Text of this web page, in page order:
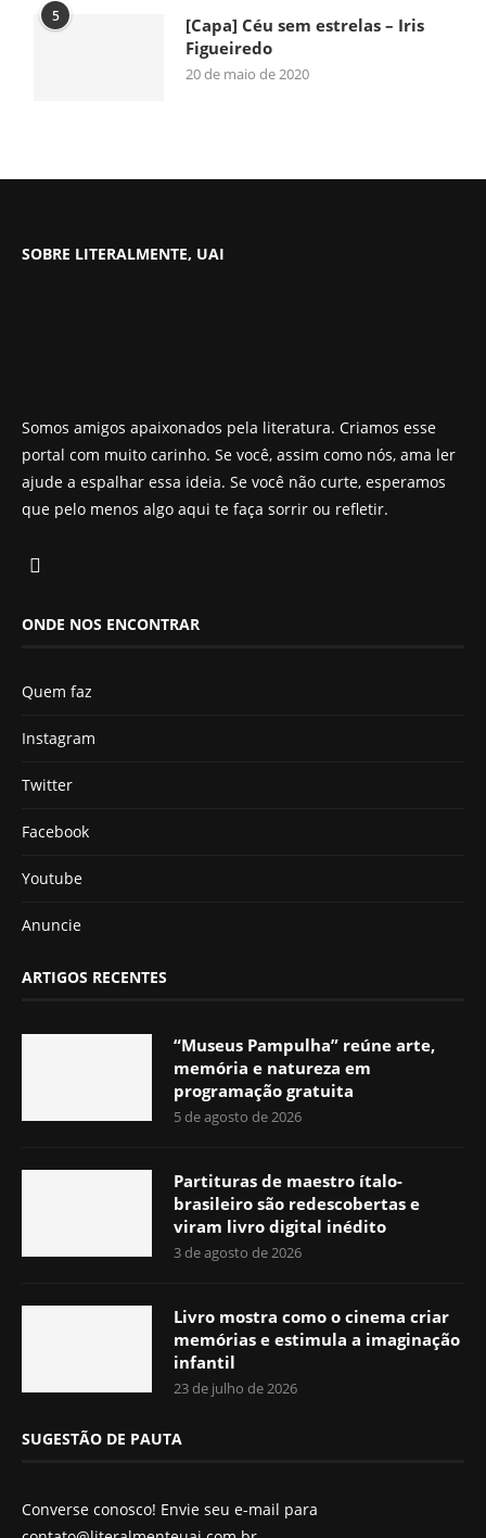
5
[Capa] Céu sem estrelas – Iris
Figueiredo
20 de maio de 2020
SOBRE LITERALMENTE, UAI
Somos amigos apaixonados pela literatura. Criamos esse
portal com muito carinho. Se você, assim como nós, ama ler
ajude a espalhar essa ideia. Se você não curte, esperamos
que pelo menos algo aqui te faça sorrir ou refletir.
ONDE NOS ENCONTRAR
Quem faz
Instagram
Twitter
Facebook
Youtube
Anuncie
ARTIGOS RECENTES
“Museus Pampulha” reúne arte,
memória e natureza em
programação gratuita
5 de agosto de 2026
Partituras de maestro ítalo-
brasileiro são redescobertas e
viram livro digital inédito
3 de agosto de 2026
Livro mostra como o cinema criar
memórias e estimula a imaginação
infantil
23 de julho de 2026
SUGESTÃO DE PAUTA
Converse conosco! Envie seu e-mail para